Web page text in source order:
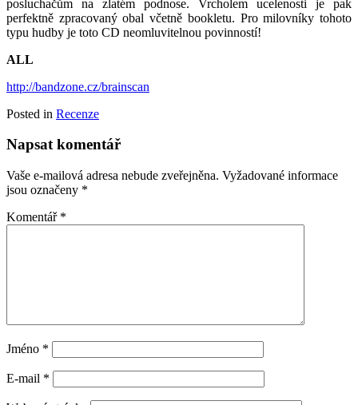
posluchačům na zlatém podnose. Vrcholem ucelenosti je pak
perfektně zpracovaný obal včetně bookletu. Pro milovníky tohoto
typu hudby je toto CD neomluvitelnou povinností!
ALL
http://bandzone.cz/brainscan
Posted in Recenze
Napsat komentář
Vaše e-mailová adresa nebude zveřejněna. Vyžadované informace
jsou označeny *
Komentář *
Jméno *
E-mail *